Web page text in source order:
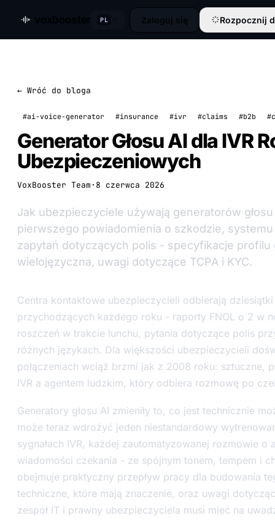
PL Zaloguj się Rozpocznij
← Wróć do bloga
#ai-voice-generator #insurance #ivr #claims #b2b
Generator Głosu AI dla IVR
Ubezpieczeniowych
VoxBooster Team · 8 czerwca 2026
Jak ubezpieczyciele używają generatorów głosu
pierwszego powiadomienia o szkodzie,
zapytań dotyczących polis - specyfikacje profilu
wielojęzyczna, uwagi dotyczące TCPA i KYC.
Centra kontaktowe ubezpieczycieli odbierają
przychodzących każdego roku - raporty FNOL o 2 w
roszczeń w trakcie lunchu, pytania dotyczące polis
różnych językach. Dla większości ubezpieczycieli
połączeniach wciąż brzmi jak z 2008 roku: sztuczne,
IVR a agentem ludzkim, który odbiera rozmowę po
Generatory głosu AI zmieniły to, co jest technicznie
może teraz wdrożyć jeden niestandardowy
sygnałach IVR, każdej zautomatyzowanej rozmowie o
wiadomości czekania - ze spójnym tonem, tempem i
obejmuje praktyczny przepływ pracy dla budowania
techniczne, które mają znaczenie, oraz uwagi
zespół IT i prawny ubezpieczyciela musi mieć na